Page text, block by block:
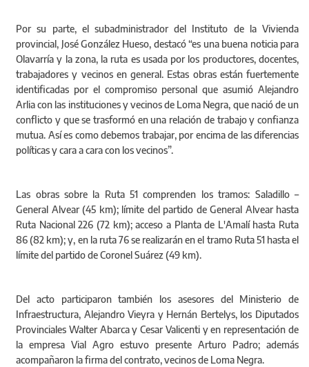
Por su parte, el subadministrador del Instituto de la Vivienda
provincial, José González Hueso, destacó “es una buena noticia para
Olavarría y la zona, la ruta es usada por los productores, docentes,
trabajadores y vecinos en general. Estas obras están fuertemente
identificadas por el compromiso personal que asumió Alejandro
Arlia con las instituciones y vecinos de Loma Negra, que nació de un
conflicto y que se trasformó en una relación de trabajo y confianza
mutua. Así es como debemos trabajar, por encima de las diferencias
políticas y cara a cara con los vecinos”.
Las obras sobre la Ruta 51 comprenden los tramos: Saladillo –
General Alvear (45 km); límite del partido de General Alvear hasta
Ruta Nacional 226 (72 km); acceso a Planta de L'Amalí hasta Ruta
86 (82 km); y, en la ruta 76 se realizarán en el tramo Ruta 51 hasta el
límite del partido de Coronel Suárez (49 km).
Del acto participaron también los asesores del Ministerio de
Infraestructura, Alejandro Vieyra y Hernán Bertelys, los Diputados
Provinciales Walter Abarca y Cesar Valicenti y en representación de
la empresa Vial Agro estuvo presente Arturo Padro; además
acompañaron la firma del contrato, vecinos de Loma Negra.